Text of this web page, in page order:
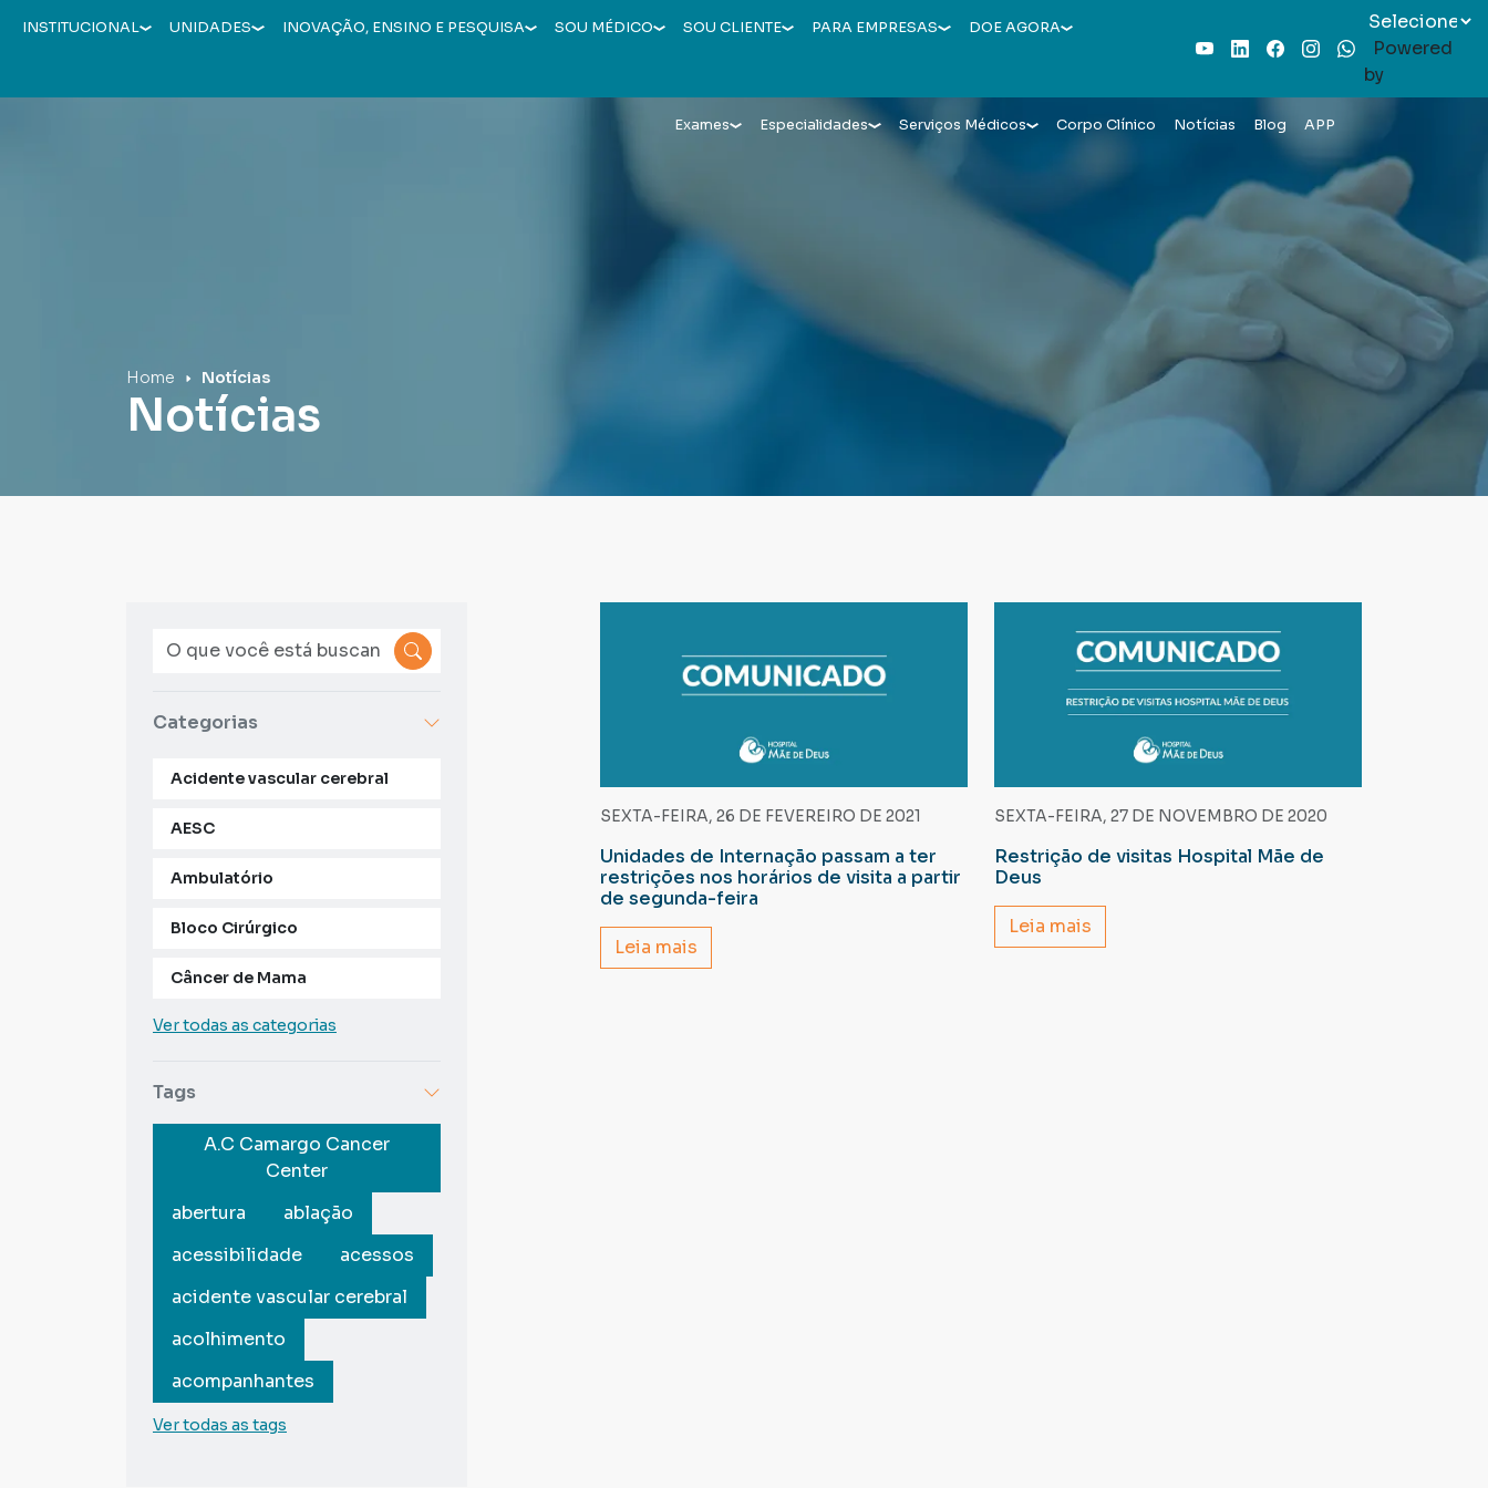
INSTITUCIONAL UNIDADES INOVAÇÃO, ENSINO E PESQUISA SOU MÉDICO SOU CLIENTE PARA EMPRESAS
DOE AGORA
YoutubeLinkedInFacebook
InstagramWhatsAppPowered
by
Exames Especialidades Serviços Médicos Corpo Clínico Notícias Blog APP
Home Notícias
Notícias
Categorias
Acidente vascular cerebral
AESC
Ambulatório
Bloco Cirúrgico
Câncer de Mama
Ver todas as categorias
Tags
A.C Camargo Cancer
Center
abertura
ablação
acessibilidade
acessos
acidente vascular cerebral
acolhimento
acompanhantes
Ver todas as tags
SEXTA-FEIRA, 26 DE FEVEREIRO DE 2021
Unidades de Internação passam a ter
restrições nos horários de visita a partir
de segunda-feira
Leia mais
SEXTA-FEIRA, 27 DE NOVEMBRO DE 2020
Restrição de visitas Hospital Mãe de
Deus
Leia mais